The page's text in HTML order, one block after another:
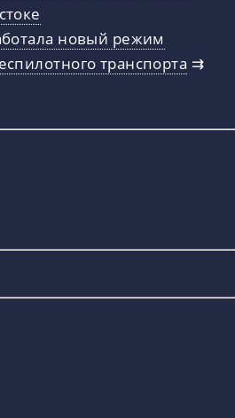
новый режим
транспорта ⇉